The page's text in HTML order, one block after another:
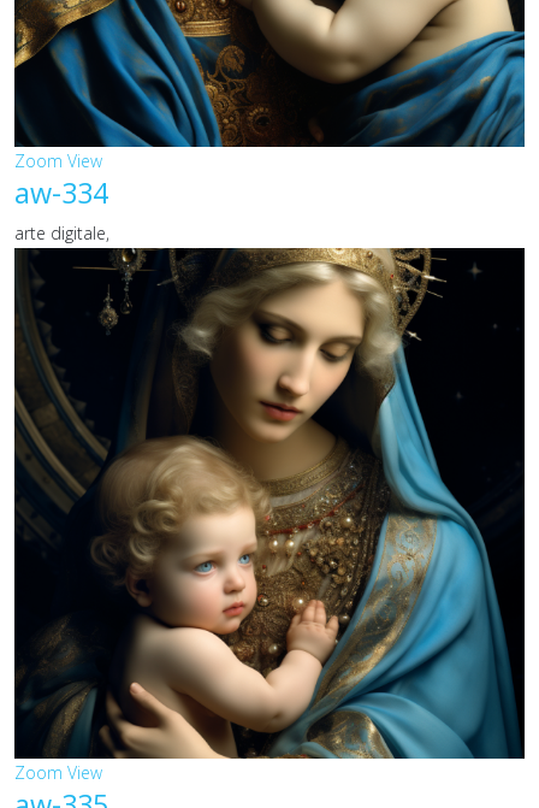
Zoom View
aw-334
arte digitale,
Zoom View